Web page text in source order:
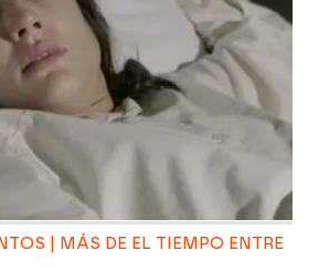
| MÁS DE EL TIEMPO ENTRE